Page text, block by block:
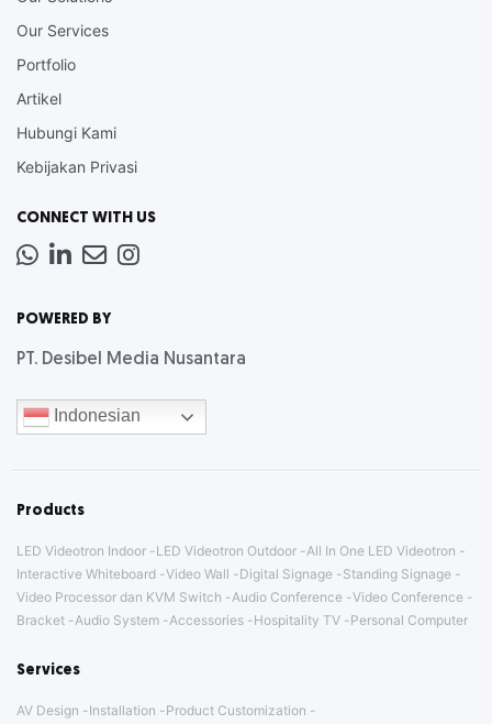
Our Services
Portfolio
Artikel
Hubungi Kami
Kebijakan Privasi
CONNECT WITH US
Whatsapp
LinkedIn
NewsInstagram
POWERED BY
PT. Desibel Media Nusantara
Indonesian
Products
LED Videotron Indoor LED Videotron Outdoor
All In One LED Videotron
Interactive Whiteboard Video Wall Digital Signage
Standing Signage
Video Processor dan KVM Switch
Audio Conference Video Conference
Bracket
Audio System Accessories Hospitality TV Personal Computer
Services
AV Design Installation Product Customization